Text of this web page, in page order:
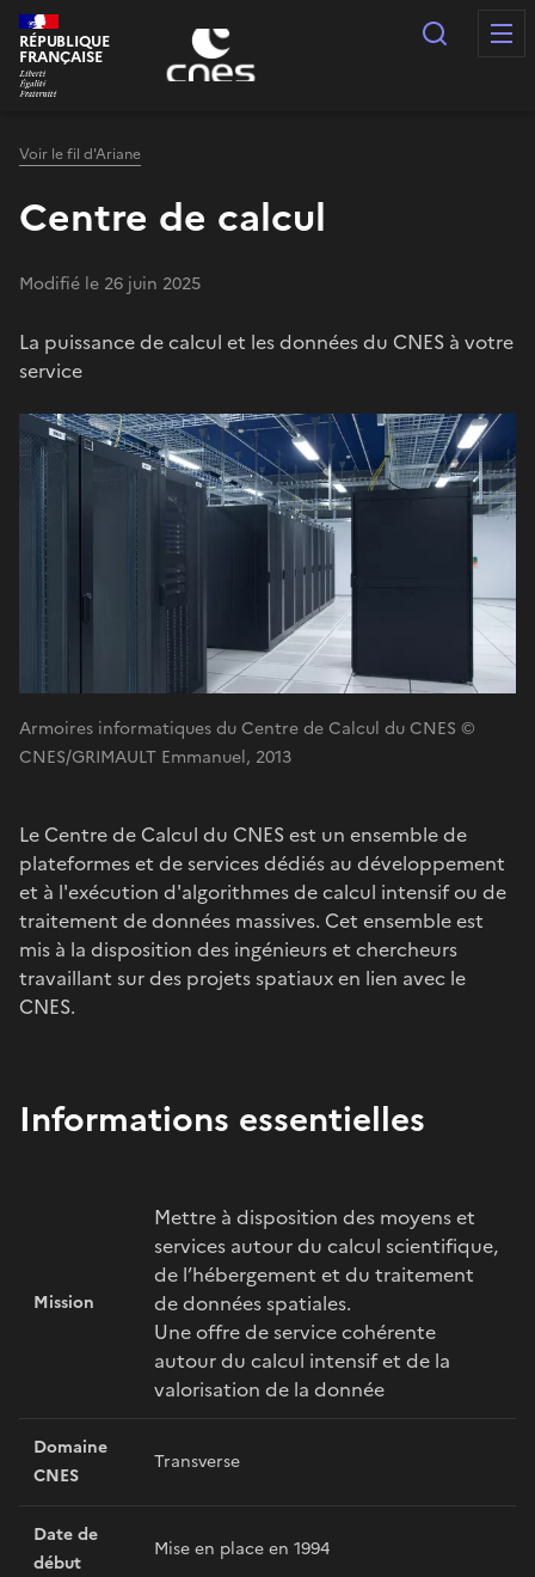
Panneau de gestion des cookies
RÉPUBLIQUE
FRANÇAISE
Voir le fil d'Ariane
Centre de calcul
Modifié le 26 juin 2025
La puissance de calcul et les données du CNES à votre
service
Armoires informatiques du Centre de Calcul du CNES ©
CNES/GRIMAULT Emmanuel, 2013
Le Centre de Calcul du CNES est un ensemble de
plateformes et de services dédiés au développement
et à l'exécution d'algorithmes de calcul intensif ou de
traitement de données massives. Cet ensemble est
mis à la disposition des ingénieurs et chercheurs
travaillant sur des projets spatiaux en lien avec le
CNES.
Informations essentielles
Mission
Mettre à disposition des moyens et
services autour du calcul scientifique,
de l’hébergement et du traitement
de données spatiales.
Une offre de service cohérente
autour du calcul intensif et de la
valorisation de la donnée
Domaine
CNES
Transverse
Date de
début
Mise en place en 1994